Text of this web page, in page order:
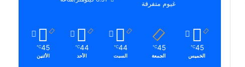
غيوم متفرقة
45
℃
الخميس
45
℃
الجمعة
44
℃
السبت
44
℃
الأحد
45
℃
الأثنين